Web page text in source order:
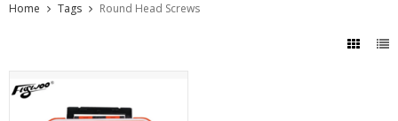
Home Tags Round Head Screws